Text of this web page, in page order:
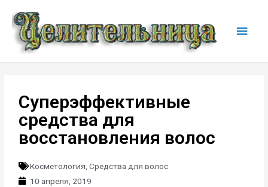
Суперэффективные
средства для
восстановления волос
Косметология ,Средства для волос
10 апреля, 2019